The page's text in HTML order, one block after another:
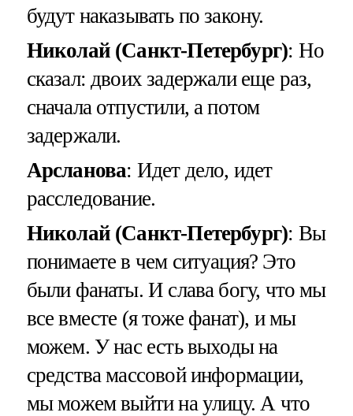
будут наказывать по закону.
Николай (Санкт-Петербург): Но
сказал: двоих задержали еще раз,
сначала отпустили, а потом
задержали.
Арсланова: Идет дело, идет
расследование.
Николай (Санкт-Петербург): Вы
понимаете в чем ситуация? Это
были фанаты. И слава богу, что мы
все вместе (я тоже фанат), и мы
можем. У нас есть выходы на
средства массовой информации,
мы можем выйти на улицу. А что